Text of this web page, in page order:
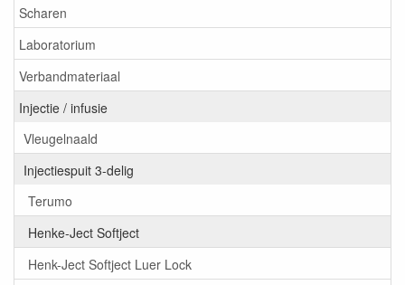
Scharen
Laboratorium
Verbandmateriaal
Injectie / infusie
Vleugelnaald
Injectiespuit 3-delig
Terumo
Henke-Ject Softject
Henk-Ject Softject Luer Lock